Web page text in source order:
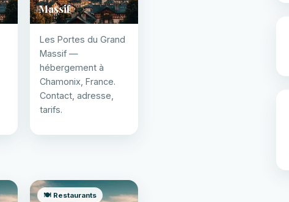
Massif
Les Portes du Grand
Massif —
hébergement à
Chamonix, France.
Contact, adresse,
tarifs.
🍽️ Restaurants